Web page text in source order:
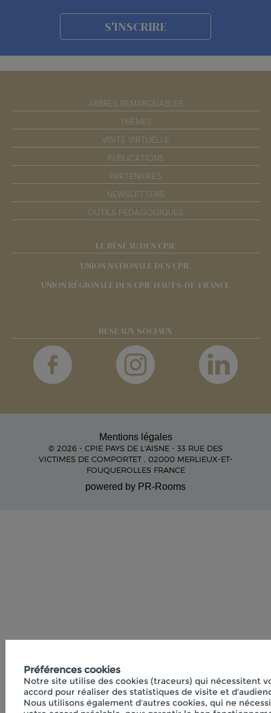
ARBRES REMARQUABLES
THÈMES
VISITE VIRTUELLE
PUBLICATIONS
PARTENAIRES
NEWSLETTERS
OUTILS PÉDAGOGIQUES
LE RÉSEAU DES CPIE
UNION NATIONALE DES CPIE
UNION RÉGIONALE DES CPIE HAUTS-DE-FRANCE
RÉSEAUX SOCIAUX
Mentions légales
© 2026 - CPIE PAYS DE L'AISNE - 33 RUE DES
VICTIMES DE COMPORTET , 02000 MERLIEUX-ET-
FOUQUEROLLES FRANCE
powered by PR-Rooms
Préférences cookies
Notre site utilise des cookies (traceurs) qui nécessitent
accord pour réaliser des statistiques de visite et
Nous utilisons également d'autres cookies, qui ne